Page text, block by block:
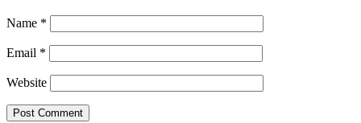
Name *
Email *
Website